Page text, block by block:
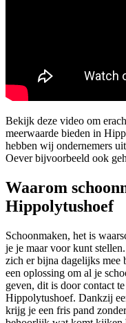
Bekijk deze video om
meerwaarde bieden in
hebben wij ondernemers
Oever bijvoorbeeld ook
Waarom
Hippolytushoef
Schoonmaken, het is
je je maar voor kunt
zich er bijna dagelijks mee
een oplossing om al je
geven, dit is door contact
Hippolytushoef. Dankzij
krijg je een fris pand